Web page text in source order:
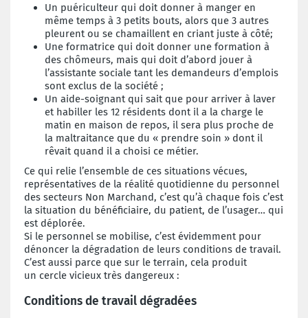
Un puériculteur qui doit donner à manger en
même temps à 3 petits bouts, alors que 3 autres
pleurent ou se chamaillent en criant juste à côté;
Une formatrice qui doit donner une formation à
des chômeurs, mais qui doit d’abord jouer à
l’assistante sociale tant les demandeurs d’emplois
sont exclus de la société ;
Un aide-soignant qui sait que pour arriver à laver
et habiller les 12 résidents dont il a la charge le
matin en maison de repos, il sera plus proche de
la maltraitance que du « prendre soin » dont il
rêvait quand il a choisi ce métier.
Ce qui relie l’ensemble de ces situations vécues,
représentatives de la réalité quotidienne du personnel
des secteurs Non Marchand, c’est qu’à chaque fois c’est
la situation du bénéficiaire, du patient, de l’usager… qui
est déplorée.
Si le personnel se mobilise, c’est évidemment pour
dénoncer la dégradation de leurs conditions de travail.
C’est aussi parce que sur le terrain, cela produit
un cercle vicieux très dangereux :
Conditions de travail dégradées